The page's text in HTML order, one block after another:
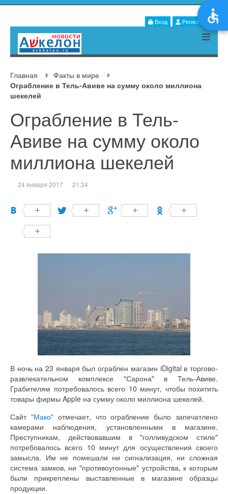
Вход Регистрация
Главная
Факты в мире
Ограбление в Тель-Авиве на сумму около миллиона
шекелей
Ограбление в Тель-
Авиве на сумму около
миллиона шекелей
24 января 2017 21:34
В ночь на 23 января был ограблен магазин iDigital в торгово-
развлекательном комплексе "Сарона" в Тель-Авиве.
Грабителям потребовалось всего 10 минут, чтобы похитить
товары фирмы Apple на сумму около миллиона шекелей.
Сайт "Мако"отмечает, что ограбление было запечатлено
камерами наблюдения, установленными в магазине.
Преступникам, действовавшим в "голливудском стиле"
потребовалось всего 10 минут для осуществления своего
замысла. Им не помешали ни сигнализация, ни сложная
система замков, ни "противоугонные" устройства, к которым
были прикреплены выставленные в магазине образцы
продукции.